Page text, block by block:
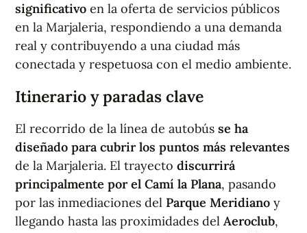
significativo en la oferta de servicios públicos
en la Marjaleria, respondiendo a una demanda
real y contribuyendo a una ciudad más
conectada y respetuosa con el medio ambiente.
Itinerario y paradas clave
El recorrido de la línea de autobús se ha
diseñado para cubrir los puntos más relevantes
de la Marjaleria. El trayecto discurrirá
principalmente por el Camí la Plana, pasando
por las inmediaciones del Parque Meridiano y
llegando hasta las proximidades del Aeroclub,